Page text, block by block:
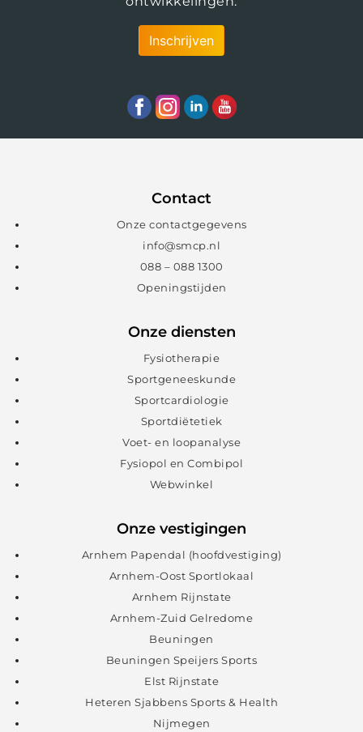
Inschrijven
Contact
Onze contactgegevens
info@smcp.nl
088 – 088 1300
Openingstijden
Onze diensten
Fysiotherapie
Sportgeneeskunde
Sportcardiologie
Sportdiëtetiek
Voet- en loopanalyse
Fysiopol en Combipol
Webwinkel
Onze vestigingen
Arnhem Papendal (hoofdvestiging)
Arnhem-Oost Sportlokaal
Arnhem Rijnstate
Arnhem-Zuid Gelredome
Beuningen
Beuningen Speijers Sports
Elst Rijnstate
Heteren Sjabbens Sports & Health
Nijmegen